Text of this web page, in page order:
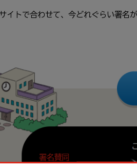
イトで合わせて、今どれぐらい署名